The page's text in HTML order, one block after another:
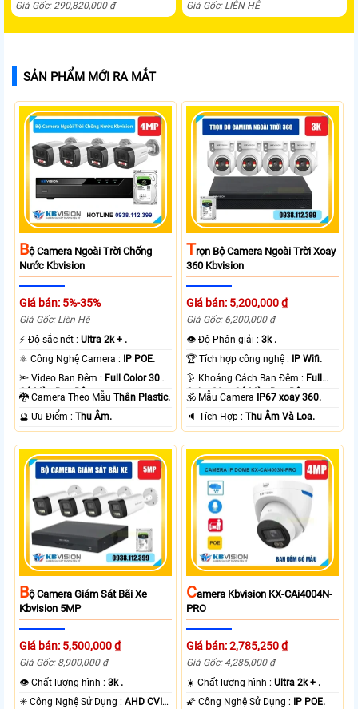
Giá Gốc: 290,820,000 ₫ Giá Gốc: LIÊN HỆ
SẢN PHẨM MỚI RA MẮT
BỘ Camera Ngoài Trời Chống
Nước Kbvision
Giá bán: 5%-35%
Giá Gốc: Liên Hệ
️⚡ Độ sắc nét :Ultra 2k + .
⚛️ Công Nghệ Camera : IP POE.
🔦 Video Ban Đêm : Full Color 30m
Có Màu Ban Ðêm.
🐉️ Camera Theo MẫuThân Plastic.
️🔮 Ưu Điểm :Thu Âm.
TRọn Bộ Camera Ngoài Trời Xoay
360 Kbvision
Giá bán: 5,200,000 ₫
Giá Gốc: 6,200,000 ₫
👁 Độ Phân giải :3k .
🏆 Tích hợp công nghệ : IP Wifi.
🌛 Khoảng Cách Ban Đêm : Full
Color 30m Có Màu Ban Ðêm.
🕉️ Mẫu Camera IP67 xoay 360.
️🔈 Tích Hợp :Thu Âm Và Loa.
BỘ Camera Giám Sát Bãi Xe
Kbvision 5MP
Giá bán: 5,500,000 ₫
Giá Gốc: 8,900,000 ₫
👁 Chất lượng hình :3k .
✳️ Công Nghệ Sử Dụng :AHD CVI
CAmera Kbvision KX-CAi4004N-
PRO
Giá bán: 2,785,250 ₫
Giá Gốc: 4,285,000 ₫
☀️ Chất lượng hình :Ultra 2k + .
🌠 Công Nghệ Sử Dụng :
IP POE.